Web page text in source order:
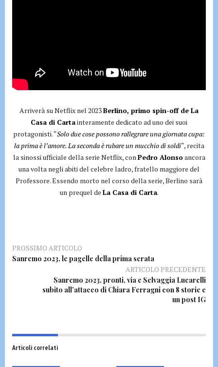
Arriverà su Netflix nel 2023Berlino, primo spin-off de La
Casa di Cartainteramente dedicato ad uno dei suoi
protagonisti. “Solo due cose possono rallegrare una giornata cupa:
la prima è l’amore. La seconda è rubare un mucchio di soldi“, recita
la sinossi ufficiale della serie Netflix, conPedro Alonsoancora
una volta negli abiti del celebre ladro, fratello maggiore del
Professore. Essendo morto nel corso della serie, Berlino sarà
un prequel de La Casa di Carta.
PROSSIMO ARTICOLO
Sanremo 2023, le pagelle della prima serata
ARTICOLO PRECEDENTE
Sanremo 2023, pronti, via e Selvaggia Lucarelli
subito all’attacco di Chiara Ferragni con 8 storie e
un post IG
Articoli correlati